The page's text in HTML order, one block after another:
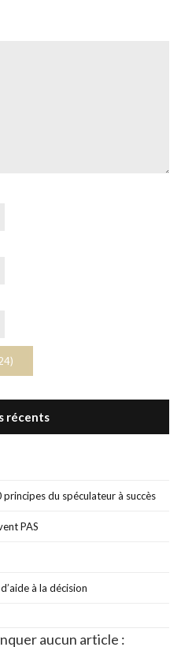
récents
du spéculateur à succès
PAS
à la décision
aucun article :